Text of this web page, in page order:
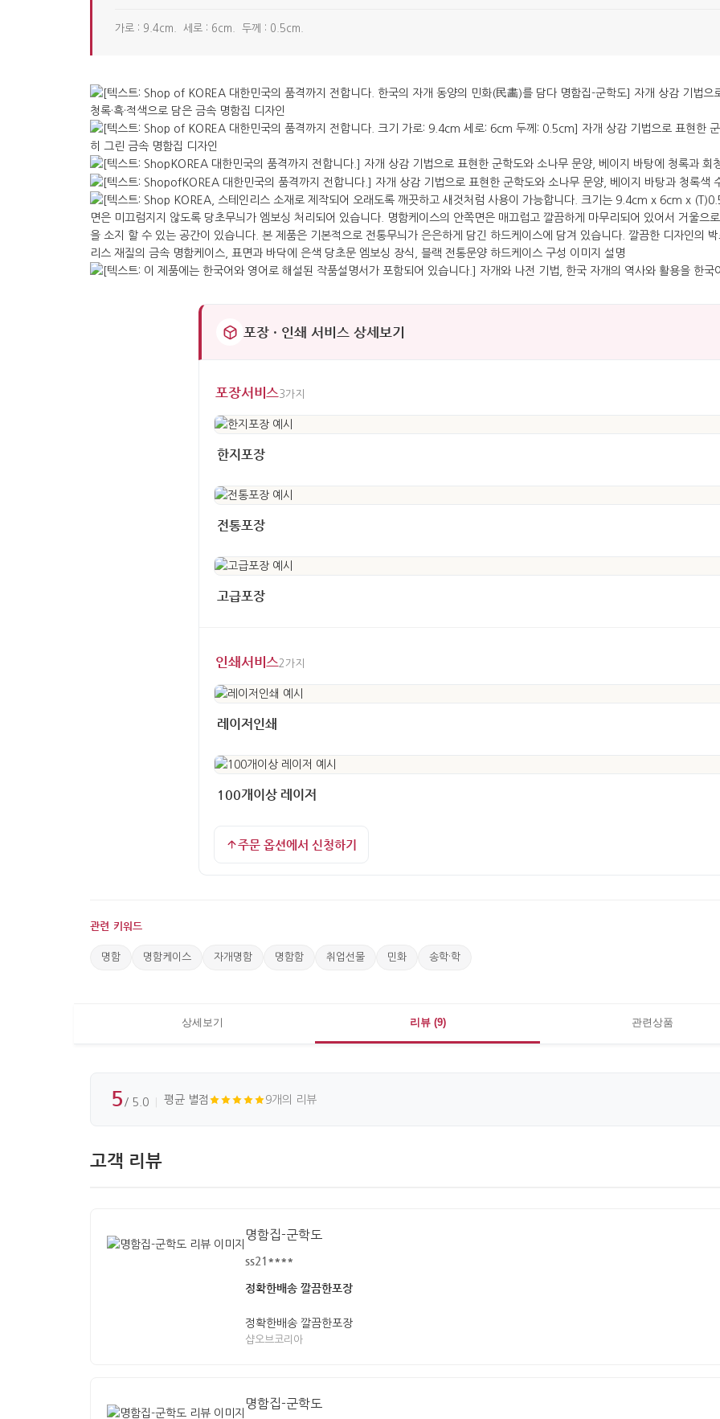
가로 : 9.4cm. 세로 : 6cm. 두께 : 0.5cm.
포장 · 인쇄 서비스 상세보기
포장서비스3가지
한지포장
전통포장
고급포장
인쇄서비스2가지
레이저인쇄
100개이상 레이저
주문 옵션에서 신청하기
관련 키워드
명함 명함케이스 자개명함 명함함 취업선물 민화 송학·학
상세보기 리뷰 (9) 관련상품
5 / 5.0 평균 별점 9개의 리뷰
고객 리뷰
명함집-군학도
ss21****
정확한배송 깔끔한포장
정확한배송 깔끔한포장
샵오브코리아
명함집-군학도